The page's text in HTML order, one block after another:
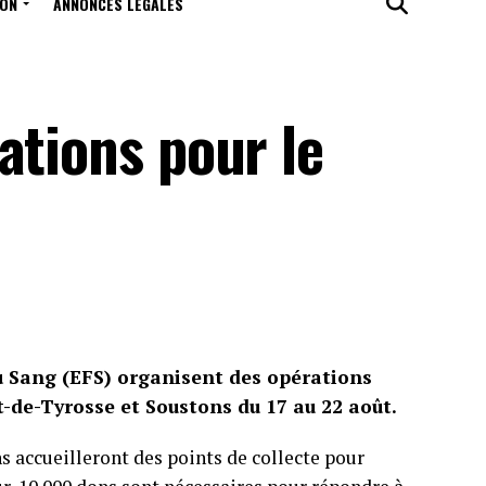
pour le
(EFS) organisent des opérations
Tyrosse et Soustons du 17 au 22 août.
accueilleront des points de collecte pour